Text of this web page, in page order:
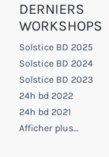
DERNIERS
WORKSHOPS
Solstice BD 2025
Solstice BD 2024
Solstice BD 2023
24h bd 2022
24h bd 2021
Afficher plus...